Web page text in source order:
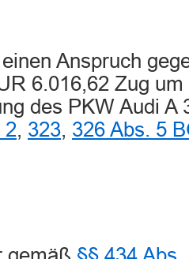
Anspruch
6.016,62 Zug
des PKW Audi
2, 323, 326 Abs. 5